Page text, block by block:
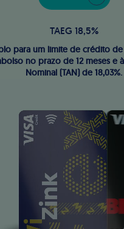
TAEG 18,5%
para um limite de crédito de
no prazo de 12 meses e
Nominal (TAN) de 18,03%.